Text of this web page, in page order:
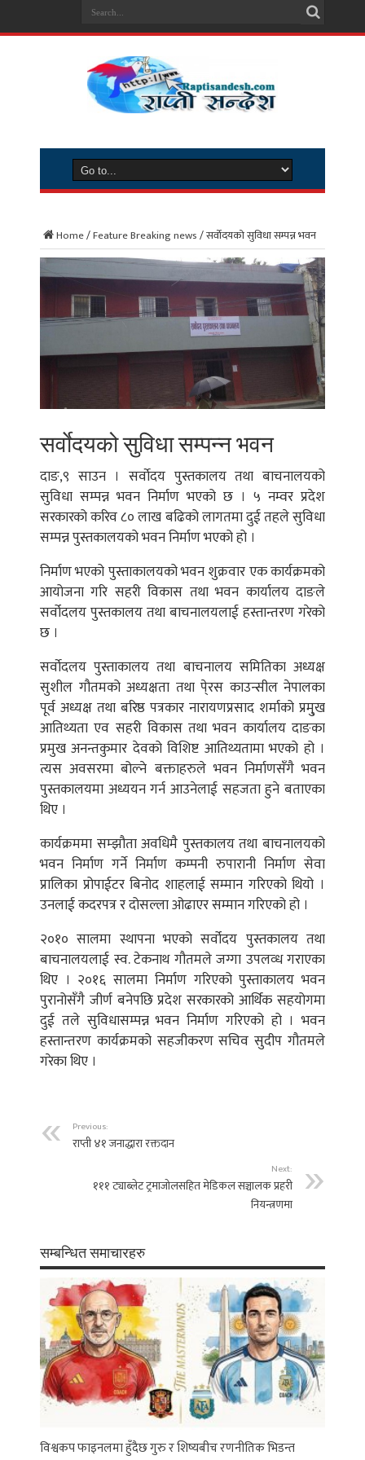
Home/Feature Breaking news/सर्वाेदयको सुविधा सम्पन्न भवन
सर्वाेदयको सुविधा सम्पन्न भवन
दाङ,९ साउन । सर्वाेदय पुस्तकालय तथा बाचनालयको
सुविधा सम्पन्न भवन निर्माण भएको छ । ५ नम्वर प्रदेश
सरकारको करिव ८० लाख बढिको लागतमा दुई तहले सुविधा
सम्पन्न पुस्तकालयको भवन निर्माण भएको हो ।
निर्माण भएको पुस्ताकालयको भवन शुक्रवार एक कार्यक्रमको
आयोजना गरि सहरी विकास तथा भवन कार्यालय दाङले
सर्वोदलय पुस्तकालय तथा बाचनालयलाई हस्तान्तरण गरेको
छ ।
सर्वाेदलय पुस्ताकालय तथा बाचनालय समितिका अध्यक्ष
सुशील गौतमको अध्यक्षता तथा पे्रस काउन्सील नेपालका
पूर्व अध्यक्ष तथा बरिष्ठ पत्रकार नारायणप्रसाद शर्माको प्रमु्ख
आतिथ्यता एव सहरी विकास तथा भवन कार्यालय दाङका
प्रमुख अनन्तकुमार देवको विशिष्ट आतिथ्यतामा भएको हो ।
त्यस अवसरमा बोल्ने बक्ताहरुले भवन निर्माणसँगै भवन
पुस्तकालयमा अध्ययन गर्न आउनेलाई सहजता हुने बताएका
थिए ।
कार्यक्रममा सम्झौता अवधिमै पुस्तकालय तथा बाचनालयको
भवन निर्माण गर्ने निर्माण कम्पनी रुपारानी निर्माण सेवा
प्रालिका प्रोपाईटर बिनोद शाहलाई सम्मान गरिएको थियो ।
उनलाई कदरपत्र र दोसल्ला ओढाएर सम्मान गरिएको हो ।
२०१० सालमा स्थापना भएको सर्वोदय पुस्तकालय तथा
बाचनालयलाई स्व. टेकनाथ गौतमले जग्गा उपलव्ध गराएका
थिए । २०१६ सालमा निर्माण गरिएको पुस्ताकालय भवन
पुरानोसँगै जीर्ण बनेपछि प्रदेश सरकारको आर्थिक सहयोगमा
दुई तले सुविधासम्पन्न भवन निर्माण गरिएको हो । भवन
हस्तान्तरण कार्यक्रमको सहजीकरण सचिव सुदीप गौतमले
गरेका थिए ।
Previous:
राप्ती ४१ जनाद्धारा रक्तदान
Next:
१११ ट्याब्लेट ट्रमाजोलसहित मेडिकल सञ्चालक प्रहरी
नियन्त्रणमा
सम्बन्धित समाचारहरु
विश्वकप फाइनलमा हुँदैछ गुरु र शिष्यबीच रणनीतिक भिडन्त